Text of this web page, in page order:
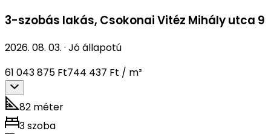
3-szobás lakás, Csokonai Vitéz Mihály utca 9
2026. 08. 03. · Jó állapotú
61 043 875 Ft744 437 Ft / m²
82 méter
3 szoba